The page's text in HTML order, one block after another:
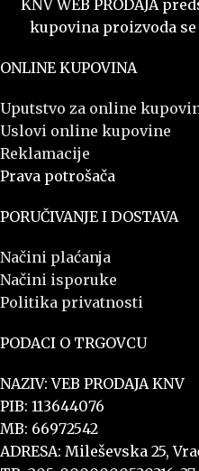
KNV WEB PRODAJA
kupovina proizvoda
ONLINE KUPOVINA
Uputstvo za online
Uslovi online kupovine
Reklamacije
Prava potrošača
PORUČIVANJE I DOSTAVA
Načini plaćanja
Načini isporuke
Politika privatnosti
PODACI O TRGOVCU
NAZIV: VEB PRODAJA KNV
PIB: 113644076
MB: 66972542
ADRESA: Mileševska 25,